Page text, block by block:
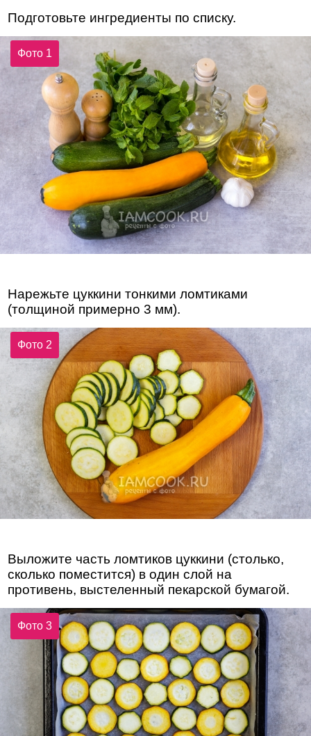
Подготовьте ингредиенты по списку.
Фото 1
Нарежьте цуккини тонкими ломтиками
(толщиной примерно 3 мм).
Фото 2
Выложите часть ломтиков цуккини (столько,
сколько поместится) в один слой на
противень, выстеленный пекарской бумагой.
Фото 3